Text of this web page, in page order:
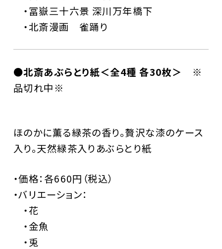
・冨嶽三十六景 深川万年橋下
・北斎漫画 雀踊り
●北斎あぶらとり紙＜全4種 各30枚＞
※
品切れ中※
ほのかに薫る緑茶の香り。贅沢な漆のケース
入り。天然緑茶入りあぶらとり紙
・価格：各660円（税込）
・バリエーション：
・花
・金魚
・兎